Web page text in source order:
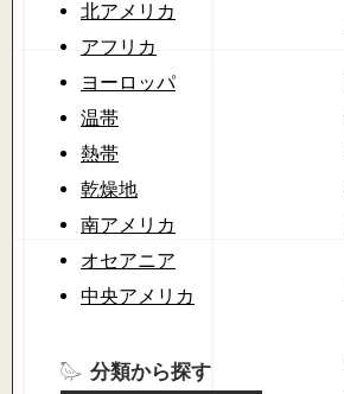
北アメリカ
アフリカ
ヨーロッパ
温帯
熱帯
乾燥地
南アメリカ
オセアニア
中央アメリカ
分類から探す